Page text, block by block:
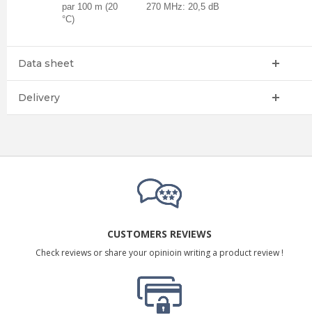
par 100 m (20
°C)
270 MHz: 20,5 dB
Data sheet
Delivery
CUSTOMERS REVIEWS
Check reviews or share your opinioin writing a product review !